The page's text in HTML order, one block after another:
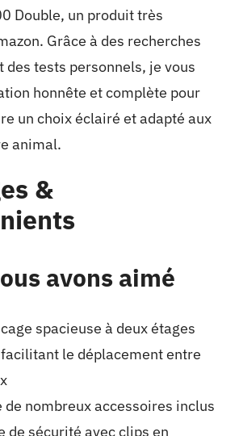
Double, un produit très
Grâce à des recherches
des tests personnels, je vous
honnête et complète pour
un choix éclairé et adapté aux
animal.
&
avons aimé
spacieuse à deux étages
facilitant le déplacement entre
de nombreux accessoires inclus
de sécurité avec clips en